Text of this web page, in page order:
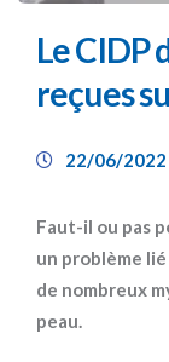
Le CIDP
reçues
22/06/2022
Faut-il ou pas
un problème
de nombreux
peau.